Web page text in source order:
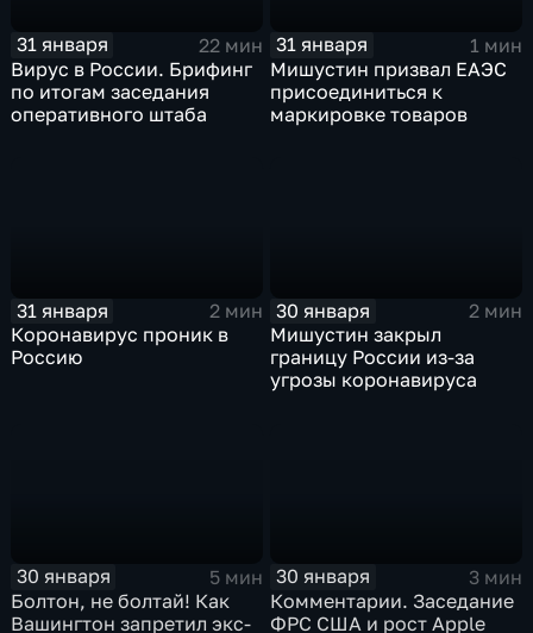
31 января
22 мин
Вирус в России. Брифинг
по итогам заседания
оперативного штаба
31 января
1 мин
Мишустин призвал ЕАЭС
присоединиться к
маркировке товаров
31 января
2 мин
Коронавирус проник в
Россию
30 января
2 мин
Мишустин закрыл
границу России из-за
угрозы коронавируса
30 января
5 мин
Болтон, не болтай! Как
Вашингтон запретил экс-
30 января
3 мин
Комментарии. Заседание
ФРС США и рост Apple